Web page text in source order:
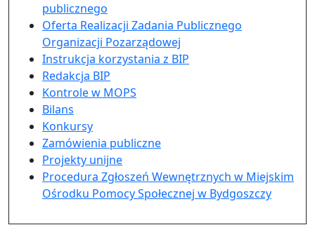
publicznego
Oferta Realizacji Zadania Publicznego
Organizacji Pozarządowej
Instrukcja korzystania z BIP
Redakcja BIP
Kontrole w MOPS
Bilans
Konkursy
Zamówienia publiczne
Projekty unijne
Procedura Zgłoszeń Wewnętrznych w Miejskim
Ośrodku Pomocy Społecznej w Bydgoszczy